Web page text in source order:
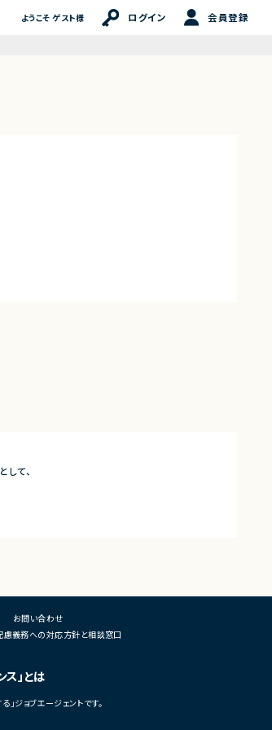
ようこそ ゲスト様 ログイン 会員登録
て、
お問い合わせ
義務への対応方針と相談窓口
ス」とは
ジョブエージェントです。